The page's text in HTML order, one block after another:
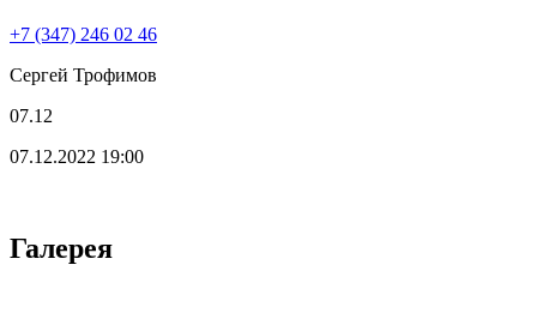
+7 (347) 246 02 46
Сергей Трофимов
07.12
07.12.2022 19:00
Галерея